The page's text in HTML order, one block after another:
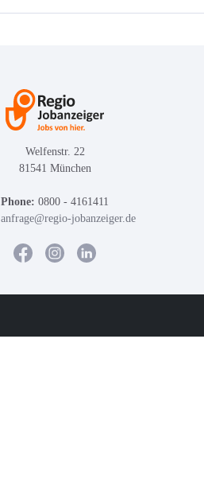
Welfenstr. 22
81541 München
Phone: 0800 - 4161411
anfrage@regio-jobanzeiger.de